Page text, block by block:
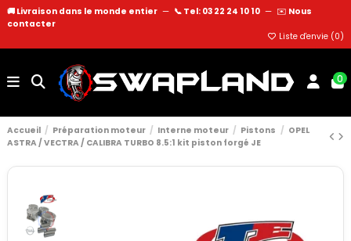
🚚 Livraison dans le monde entier — 📞 Tel: 03 22 24 10 10 — ✉️ Nous
contacter
Liste d'envie (0)
0
Accueil Préparation moteur Interne moteur Pistons
OPEL
ASTRA / VECTRA / CALIBRA TURBO 8.5:1 kit piston forgé JE